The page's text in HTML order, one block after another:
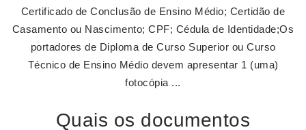
Certificado de Conclusão de Ensino Médio; Certidão de
Casamento ou Nascimento; CPF; Cédula de Identidade;Os
portadores de Diploma de Curso Superior ou Curso
Técnico de Ensino Médio devem apresentar 1 (uma)
fotocópia ...
Quais os documentos